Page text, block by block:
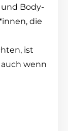
Body-
die
ist
auch wenn